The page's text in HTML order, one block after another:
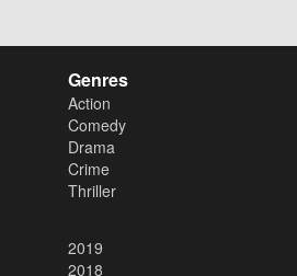
Genres
Action
Comedy
Drama
Crime
Thriller
2019
2018